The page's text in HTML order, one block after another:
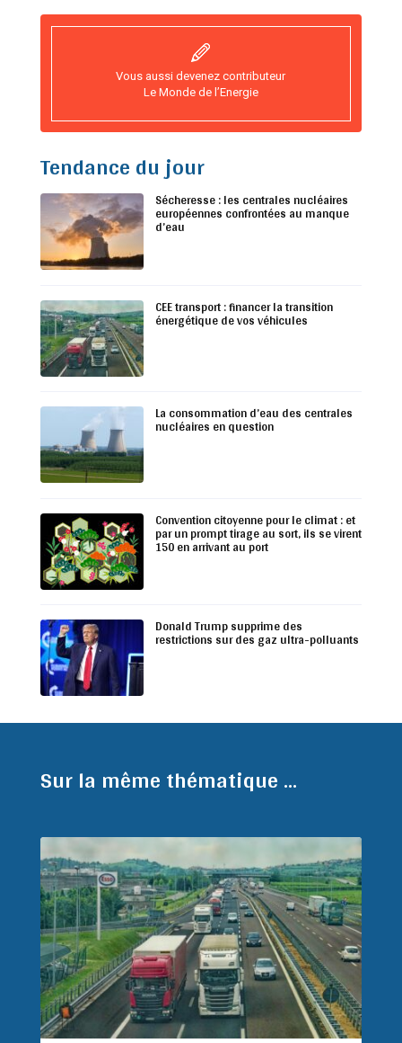
Vous aussi devenez contributeur
Le Monde de l’Energie
Tendance du jour
Sécheresse : les centrales nucléaires
européennes confrontées au manque
d’eau
CEE transport : financer la transition
énergétique de vos véhicules
La consommation d’eau des centrales
nucléaires en question
Convention citoyenne pour le climat : et
par un prompt tirage au sort, ils se virent
150 en arrivant au port
Donald Trump supprime des
restrictions sur des gaz ultra-polluants
Sur la même thématique ...